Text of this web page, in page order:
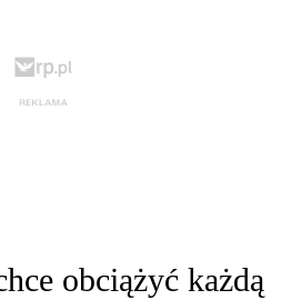
obciążyć każdą